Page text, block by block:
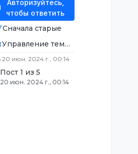
Авторизуйтесь,
чтобы ответить
Сначала старые
Управление темой
20 июн. 2024 г., 00:14
Пост 1 из 5
20 июн. 2024 г., 00:14